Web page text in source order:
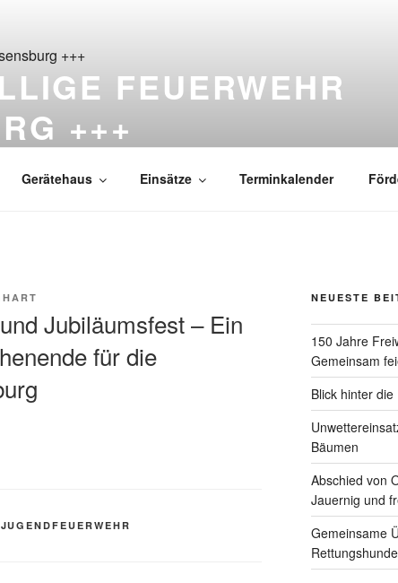
FEUERWEHR
+++
Gerätehaus Einsätze Terminkalender
Jubiläumsfest – Ein
für die
JUGENDFEUERWEHR
NEUESTE
150 Jahre
Gemeinsam
Blick hinter
Bäumen
Abschied von
Jauernig und
Gemeinsame